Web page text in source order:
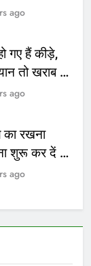
ago
गए हैं कीड़े,
तो खराब हो
ago
रखना
शुरू कर दें ये
ago